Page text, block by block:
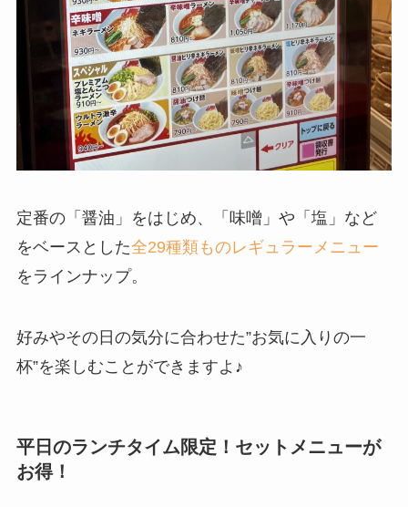
定番の「醤油」をはじめ、「味噌」や「塩」など
をベースとした全29種類ものレギュラーメニュー
をラインナップ。
好みやその日の気分に合わせた”お気に入りの一
杯”を楽しむことができますよ♪
平日のランチタイム限定！セットメニューが
お得！